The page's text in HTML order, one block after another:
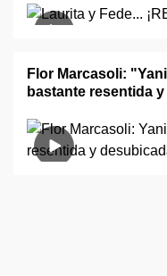
Flor Marcasoli:
bastante resentida